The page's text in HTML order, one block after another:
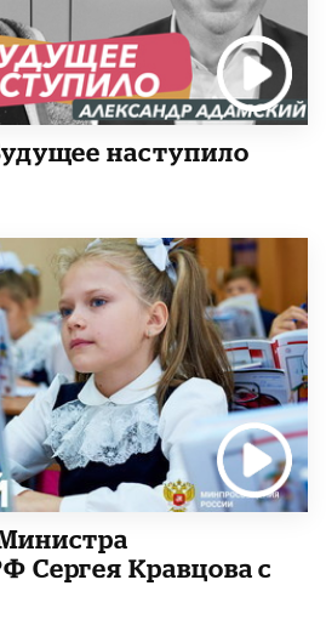
наступило
Сергея Кравцова с